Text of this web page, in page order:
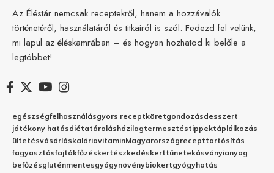
Az Éléstár nemcsak receptekről, hanem a hozzávalók
történetéről, használatáról és titkairól is szól. Fedezd fel velünk,
mi lapul az éléskamrában – és hogyan hozhatod ki belőle a
legtöbbet!
egészségfelhasználásgyors receptköretgondozásdesszert
jótékony hatásdiétatárolásházilagtermesztéstippektáplálkozás
ültetésvásárláskalóriavitaminMagyarországrecepttartósítás
fagyasztásfajtákfőzéskertészkedéskerttünetekásványianyag
befőzésgluténmentesgyógynövénybiokertgyógyhatás